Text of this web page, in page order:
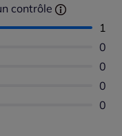
contrôle
1
0
0
0
0
clients